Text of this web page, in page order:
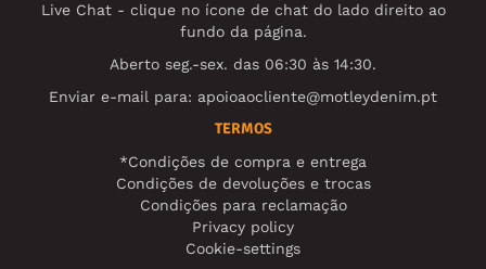
Live Chat - clique no ícone de chat do lado direito ao
fundo da página.
Aberto seg.-sex. das 06:30 às 14:30.
Enviar e-mail para: apoioaocliente@motleydenim.pt
TERMOS
*Condições de compra e entrega
Condições de devoluções e trocas
Condições para reclamação
Privacy policy
Cookie-settings